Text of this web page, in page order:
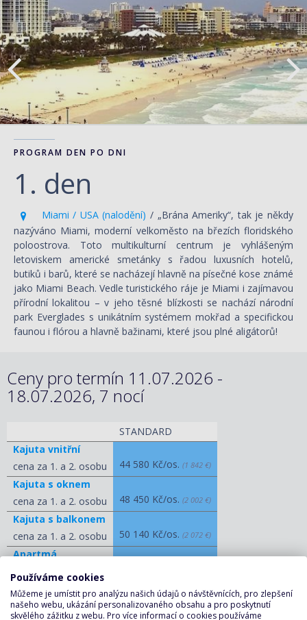
PROGRAM DEN PO DNI
1. den
Miami / USA (nalodění) / „Brána Ameriky“, tak je někdy
nazýváno Miami, moderní velkoměsto na březích floridského
poloostrova. Toto multikulturní centrum je vyhlášeným
letoviskem americké smetánky s řadou luxusních hotelů,
butiků i barů, které se nacházejí hlavně na písečné kose známé
jako Miami Beach. Vedle turistického ráje je Miami i zajímavou
přírodní lokalitou – v jeho těsné blízkosti se nachází národní
park Everglades s unikátním systémem mokřad a specifickou
faunou i flórou a hlavně bažinami, které jsou plné aligátorů!
Ceny pro termín 11.07.2026 -
18.07.2026, 7 nocí
STANDARD
Kajuta vnitřní
cena za 1. a 2. osobu
44 580 Kč/os. (1 842 €)
Kajuta s oknem
cena za 1. a 2. osobu
48 450 Kč/os. (2 002 €)
Kajuta s balkonem
cena za 1. a 2. osobu
50 140 Kč/os. (2 072 €)
Apartmá
cena za 1. a 2. osobu
ZOBRAZIT OSTATNÍ CENY
Používáme cookies
Můžeme je umístit pro analýzu našich údajů o návštěvnících, pro zlepšení
našeho webu, ukázání personalizovaného obsahu a pro poskytnutí
skvělého zážitku z webu. Pro více informací o cookies používáme